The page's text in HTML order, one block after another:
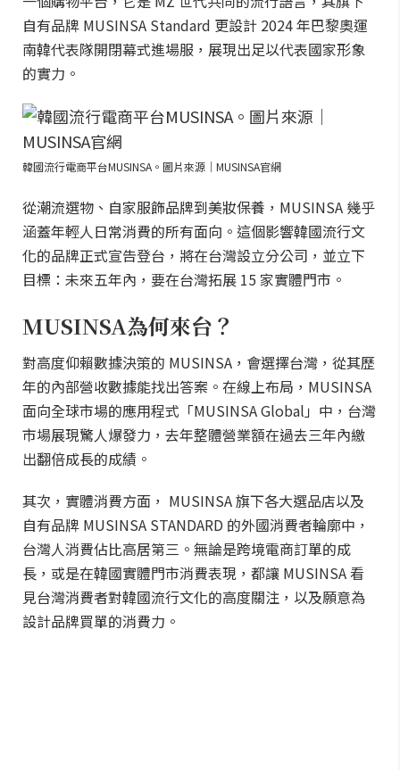
自有品牌 MUSINSA Standard 更設計 2024 年巴黎奧運
南韓代表隊開閉幕式進場服，展現出足以代表國家形象
的實力。
韓國流行電商平台MUSINSA。圖片來源｜MUSINSA官網
從潮流選物、自家服飾品牌到美妝保養，MUSINSA 幾乎
涵蓋年輕人日常消費的所有面向。這個影響韓國流行文
化的品牌正式宣告登台，將在台灣設立分公司，並立下
目標：未來五年內，要在台灣拓展 15 家實體門市。
MUSINSA為何來台？
對高度仰賴數據決策的 MUSINSA，會選擇台灣，從其歷
年的內部營收數據能找出答案。在線上布局，MUSINSA
面向全球市場的應用程式「MUSINSA Global」中，台灣
市場展現驚人爆發力，去年整體營業額在過去三年內繳
出翻倍成長的成績。
其次，實體消費方面， MUSINSA 旗下各大選品店以及
自有品牌 MUSINSA STANDARD 的外國消費者輪廓中，
台灣人消費佔比高居第三。無論是跨境電商訂單的成
長，或是在韓國實體門市消費表現，都讓 MUSINSA 看
見台灣消費者對韓國流行文化的高度關注，以及願意為
設計品牌買單的消費力。